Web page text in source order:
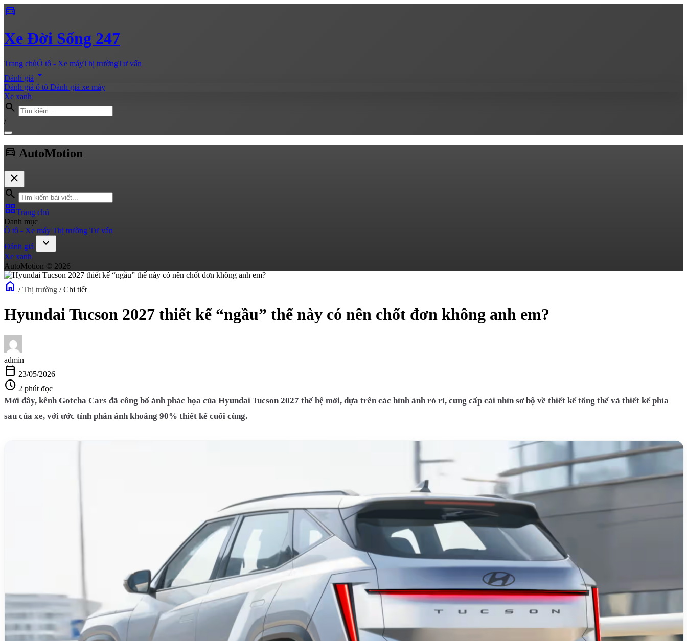
directions_car
Xe Đời Sống 247
Trang chủÔ tô - Xe máyThị trườngTư vấn
Đánh giá arrow_drop_down
Đánh giá ô tô Đánh giá xe máy
Xe xanh
search
/
directions_car AutoMotion
close
search
grid_viewTrang chủ
Danh mục
Ô tô - Xe máy Thị trường Tư vấn
Đánh giá
expand_more
Xe xanh
AutoMotion © 2026
home / Thị trường / Chi tiết
Hyundai Tucson 2027 thiết kế “ngầu” thế này có nên chốt đơn không anh em?
admin
calendar_today 23/05/2026
schedule 2 phút đọc
Mới đây, kênh Gotcha Cars đã công bố ảnh phác họa của Hyundai Tucson 2027 thế hệ mới, dựa trên các hình ảnh rò rỉ, cung cấp cái nhìn sơ bộ về thiết kế tổng thể và thiết kế phía
sau của xe, với ước tính phản ánh khoảng 90% thiết kế cuối cùng.